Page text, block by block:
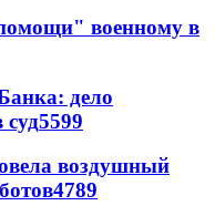
военному в
дело
5599
воздушный
4789